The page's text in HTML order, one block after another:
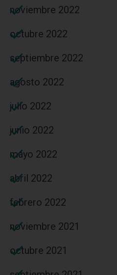
noviembre 2022
octubre 2022
septiembre 2022
agosto 2022
julio 2022
junio 2022
mayo 2022
abril 2022
febrero 2022
noviembre 2021
octubre 2021